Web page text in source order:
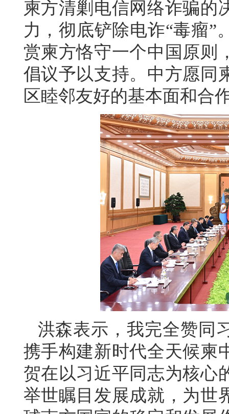
柬方清剿电信网络诈骗的
力，彻底铲除电诈“毒瘤”
赏柬方恪守一个中国原则
倡议予以支持。中方愿同
区睦邻友好的基本面和合
洪森表示，我完全赞同
携手构建新时代全天候柬
贺在以习近平同志为核心
举世瞩目发展成就，为世